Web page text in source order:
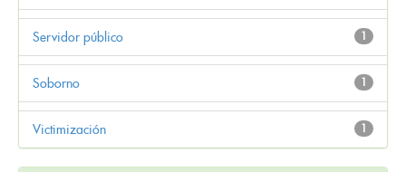
1
Servidor público
1
Soborno
1
Victimización